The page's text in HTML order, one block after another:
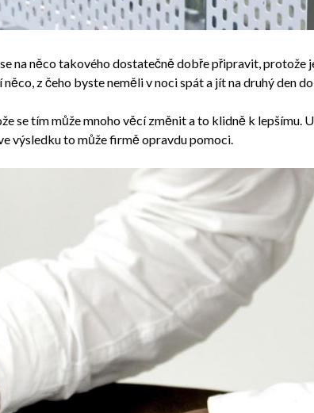
na něco takového dostatečně dobře připravit, protože
z čeho byste neměli v noci spát a jít na druhý den
se tím může mnoho věcí změnit a to klidně k lepšímu.
výsledku to může firmě opravdu pomoci.